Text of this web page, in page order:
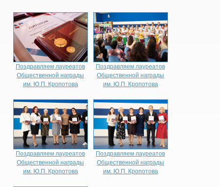
Поздравляем лауреатов
Общественной награды
им. Ю.П. Кропотова
Поздравляем лауреатов
Общественной награды
им. Ю.П. Кропотова
Поздравляем лауреатов
Общественной награды
им. Ю.П. Кропотова
Поздравляем лауреатов
Общественной награды
им. Ю.П. Кропотова